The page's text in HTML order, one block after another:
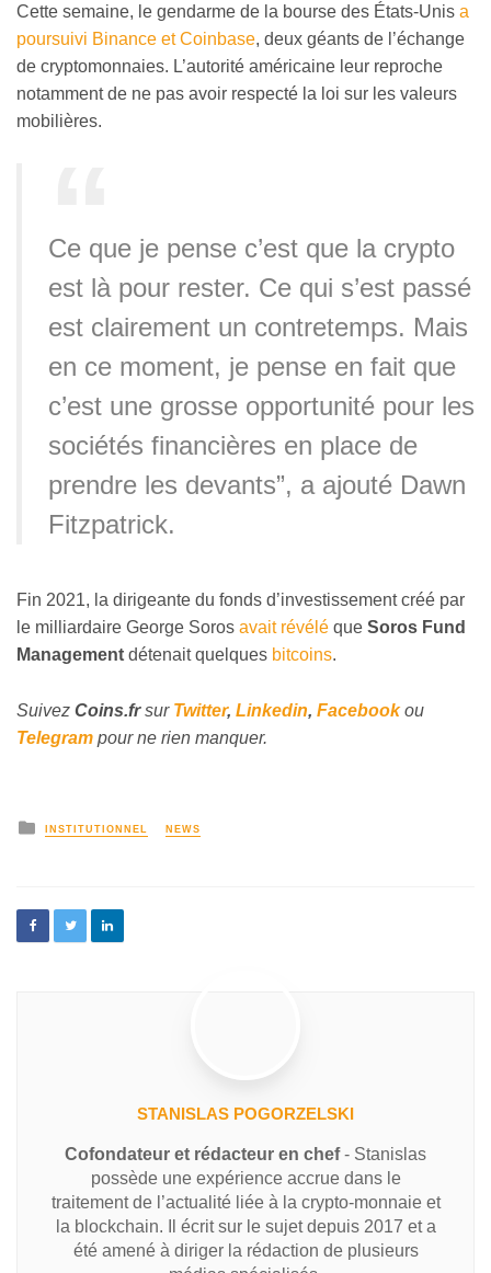
Cette semaine, le gendarme de la bourse des États-Unis a
poursuivi Binance et Coinbase, deux géants de l’échange
de cryptomonnaies. L’autorité américaine leur reproche
notamment de ne pas avoir respecté la loi sur les valeurs
mobilières.
Ce que je pense c’est que la crypto
est là pour rester. Ce qui s’est passé
est clairement un contretemps. Mais
en ce moment, je pense en fait que
c’est une grosse opportunité pour les
sociétés financières en place de
prendre les devants”, a ajouté Dawn
Fitzpatrick.
Fin 2021, la dirigeante du fonds d’investissement créé par
le milliardaire George Soros avait révélé que Soros Fund
Management détenait quelques bitcoins.
Suivez Coins.frsur Twitter, Linkedin, Facebookou
Telegram pour ne rien manquer.
INSTITUTIONNEL NEWS
STANISLAS POGORZELSKI
Cofondateur et rédacteur en chef- Stanislas
possède une expérience accrue dans le
traitement de l’actualité liée à la crypto-monnaie et
la blockchain. Il écrit sur le sujet depuis 2017 et a
été amené à diriger la rédaction de plusieurs